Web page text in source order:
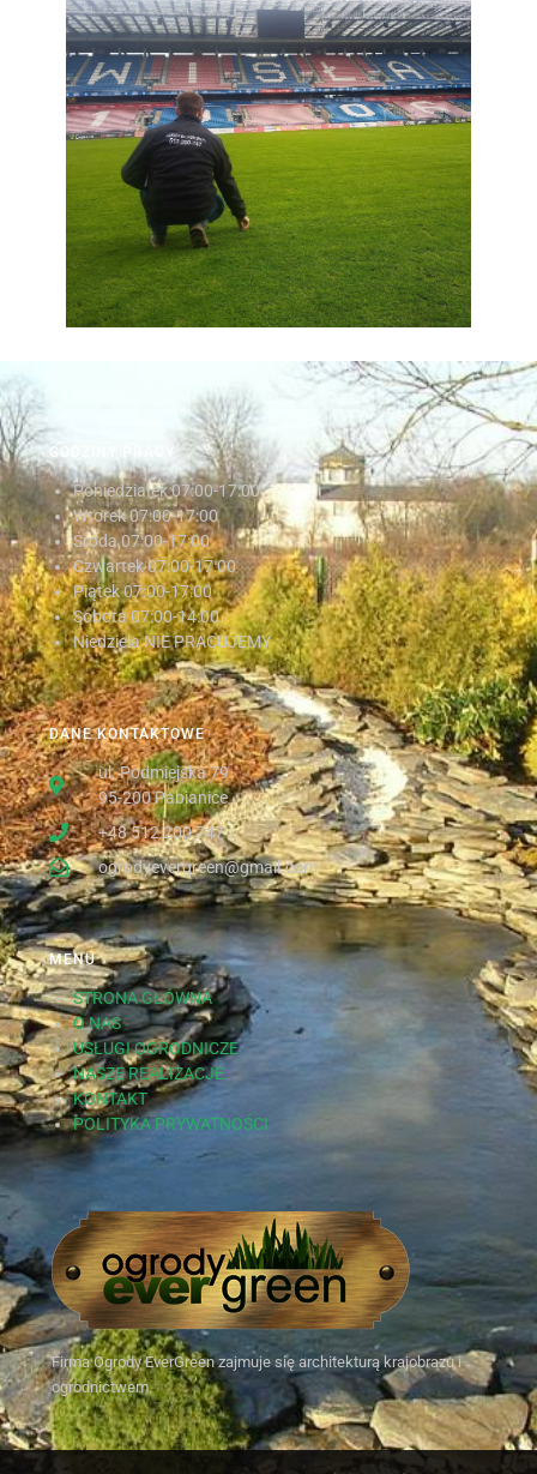
Firma Ogrody EverGreen zajmuje się architekturą krajobrazu i
ogrodnictwem.
MENU
STRONA GŁÓWNA
O NAS
USŁUGI OGRODNICZE
NASZE REALIZACJE
KONTAKT
POLITYKA PRYWATNOŚCI
DANE KONTAKTOWE
ul. Podmiejska 79
95-200 Pabianice
+48 512 200 747
ogrodyevergreen@gmail.com
GODZINY PRACY
Poniedziałek07:00-17:00
Wtorek07:00-17:00
Środa07:00-17:00
Czwartek07:00-17:00
Piątek07:00-17:00
Sobota07:00-14:00
Niedziela NIE PRACUJEMY